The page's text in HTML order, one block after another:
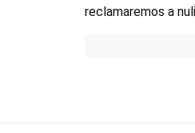
reclamaremos a